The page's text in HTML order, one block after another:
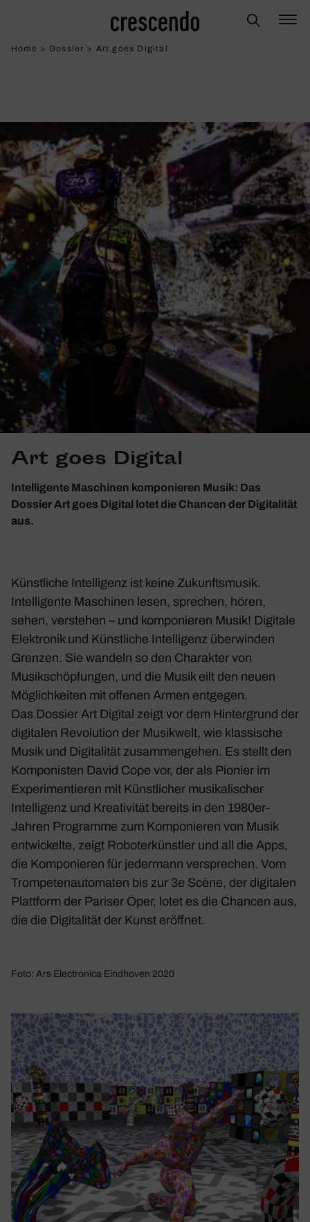
Home > Dossier > Art goes Digital
Art goes Digital
Intelligente Maschinen komponieren Musik: Das
Dossier Art goes Digital lotet die Chancen der Digitalität
aus.
Künstliche Intelligenz ist keine Zukunftsmusik.
Intelligente Maschinen lesen, sprechen, hören,
sehen, verstehen – und komponieren Musik! Digitale
Elektronik und Künstliche Intelligenz überwinden
Grenzen. Sie wandeln so den Charakter von
Musikschöpfungen, und die Musik eilt den neuen
Möglichkeiten mit offenen Armen entgegen.
Das Dossier Art Digital zeigt vor dem Hintergrund der
digitalen Revolution der Musikwelt, wie klassische
Musik und Digitalität zusammengehen. Es stellt den
Komponisten David Cope vor, der als Pionier im
Experimentieren mit Künstlicher musikalischer
Intelligenz und Kreativität bereits in den 1980er-
Jahren Programme zum Komponieren von Musik
entwickelte, zeigt Roboterkünstler und all die Apps,
die Komponieren für jedermann versprechen. Vom
Trompetenautomaten bis zur 3e Scène, der digitalen
Plattform der Pariser Oper, lotet es die Chancen aus,
die die Digitalität der Kunst eröffnet.
Foto: Ars Electronica Eindhoven 2020